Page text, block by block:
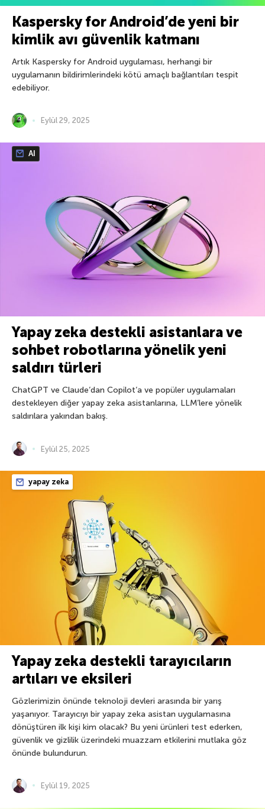
Kaspersky for Android’de yeni bir
kimlik avı güvenlik katmanı
Artık Kaspersky for Android uygulaması, herhangi bir
uygulamanın bildirimlerindeki kötü amaçlı bağlantıları tespit
edebiliyor.
Eylül 29, 2025
AI
Yapay zeka destekli asistanlara ve
sohbet robotlarına yönelik yeni
saldırı türleri
ChatGPT ve Claude’dan Copilot’a ve popüler uygulamaları
destekleyen diğer yapay zeka asistanlarına, LLM’lere yönelik
saldırılara yakından bakış.
Eylül 25, 2025
yapay zeka
Yapay zeka destekli tarayıcıların
artıları ve eksileri
Gözlerimizin önünde teknoloji devleri arasında bir yarış
yaşanıyor. Tarayıcıyı bir yapay zeka asistan uygulamasına
dönüştüren ilk kişi kim olacak? Bu yeni ürünleri test ederken,
güvenlik ve gizlilik üzerindeki muazzam etkilerini mutlaka göz
önünde bulundurun.
Eylül 19, 2025